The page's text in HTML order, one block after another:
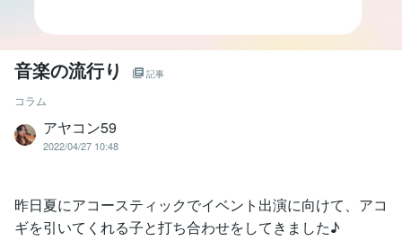
音楽の流行り 記事
コラム
アヤコン59
2022/04/27 10:48
昨日夏にアコースティックでイベント出演に向けて、アコ
ギを引いてくれる子と打ち合わせをしてきました♪